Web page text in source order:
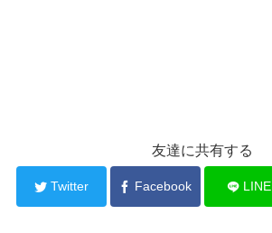
友達に共有する
Twitter Facebook LINE